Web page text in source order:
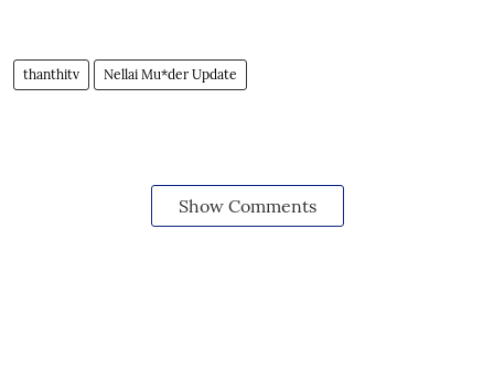
thanthitv Nellai Mu*der Update
Show Comments